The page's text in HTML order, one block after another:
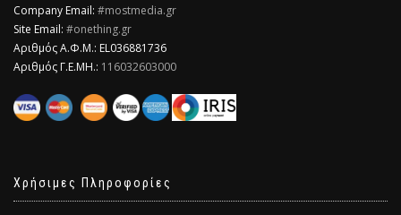
Company Email: #mostmedia.gr
Site Email: #onething.gr
Αριθμός Α.Φ.Μ.: EL036881736
Αριθμός Γ.Ε.ΜΗ.: 116032603000
Χρήσιμες Πληροφορίες